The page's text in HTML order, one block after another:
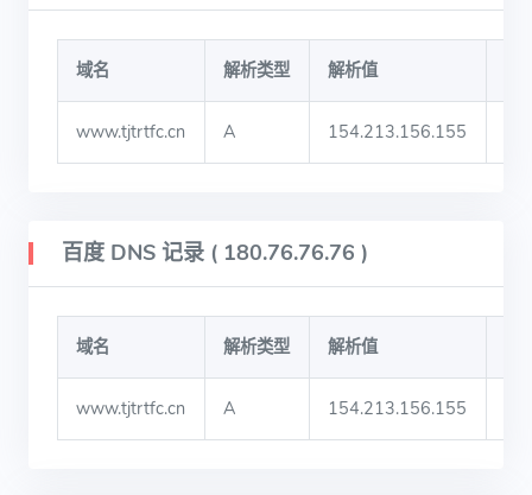
域名 解析类型 解析值
www.tjtrtfc.cn A 154.213.156.155
百度 DNS 记录 ( 180.76.76.76 )
域名 解析类型 解析值
www.tjtrtfc.cn A 154.213.156.155